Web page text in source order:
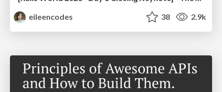
eileencodes
38 2.9k